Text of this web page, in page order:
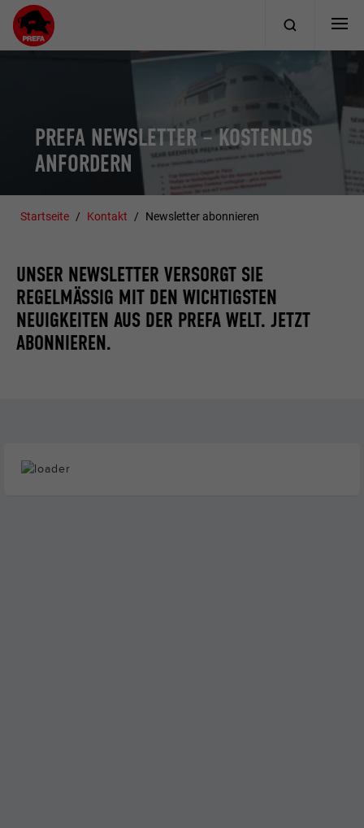
PREFA NEWSLETTER – KOSTENLOS
ANFORDERN
Startseite Kontakt Newsletter abonnieren
UNSER NEWSLETTER VERSORGT SIE
REGELMÄSSIG MIT DEN WICHTIGSTEN N
EUIGKEITEN AUS DER PREFA WELT. JETZT A
BONNIEREN.